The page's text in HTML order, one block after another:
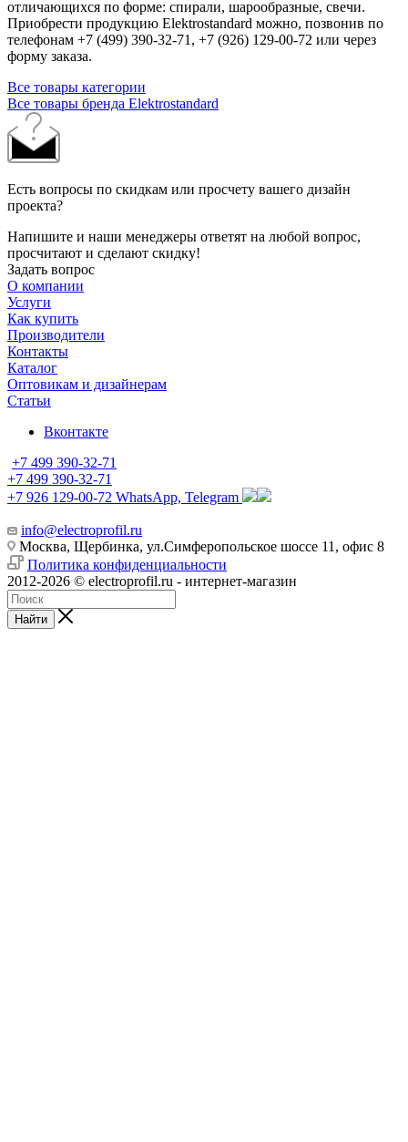
отличающихся по форме: спирали, шарообразные, свечи.
Приобрести продукцию Elektrostandard можно, позвонив по
телефонам +7 (499) 390-32-71, +7 (926) 129-00-72 или через
форму заказа.
Все товары категории
Все товары бренда Elektrostandard
Есть вопросы по скидкам или просчету вашего дизайн
проекта?
Напишите и наши менеджеры ответят на любой вопрос,
просчитают и сделают скидку!
Задать вопрос
О компании
Услуги
Как купить
Производители
Контакты
Каталог
Оптовикам и дизайнерам
Статьи
Вконтакте
+7 499 390-32-71
+7 499 390-32-71
+7 926 129-00-72 WhatsApp, Telegram
info@electroprofil.ru
Москва, Щербинка, ул.Симферопольское шоссе 11, офис 8
Политика конфиденциальности
2012-2026 © electroprofil.ru - интернет-магазин
Найти